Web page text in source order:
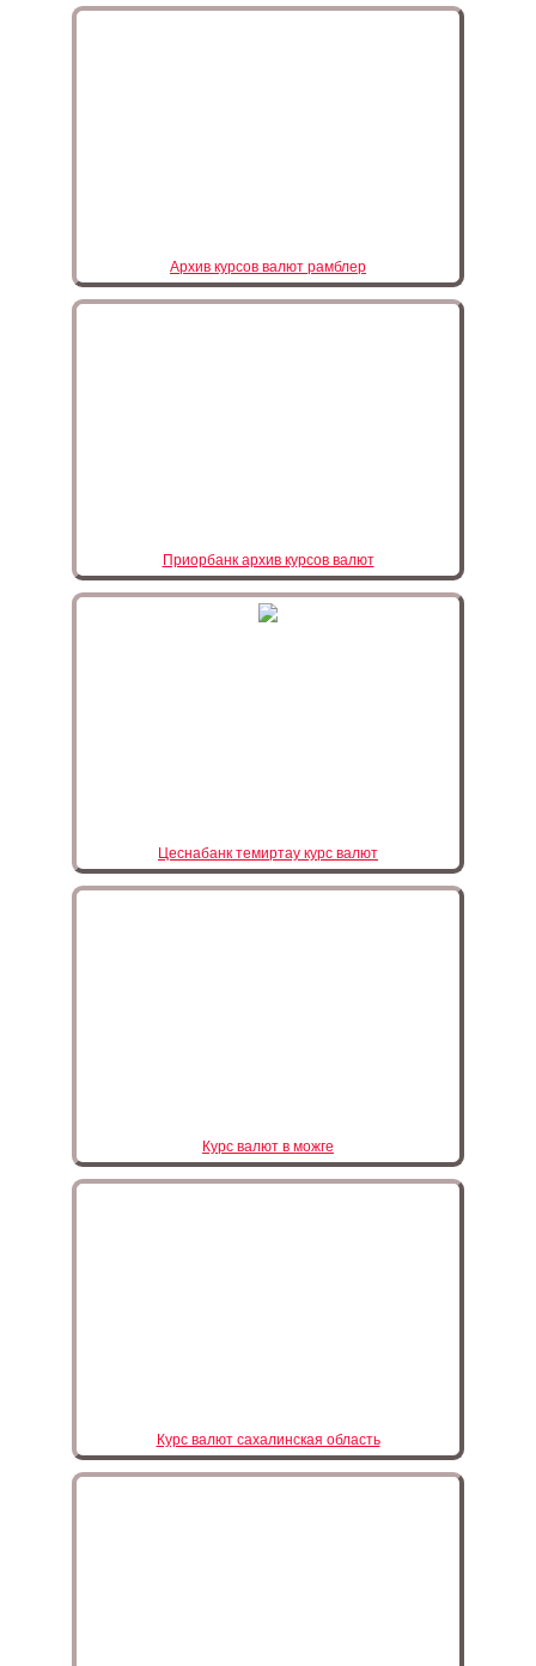
Архив курсов валют рамблер
Приорбанк архив курсов валют
Цеснабанк темиртау курс валют
Курс валют в можге
Курс валют сахалинская область